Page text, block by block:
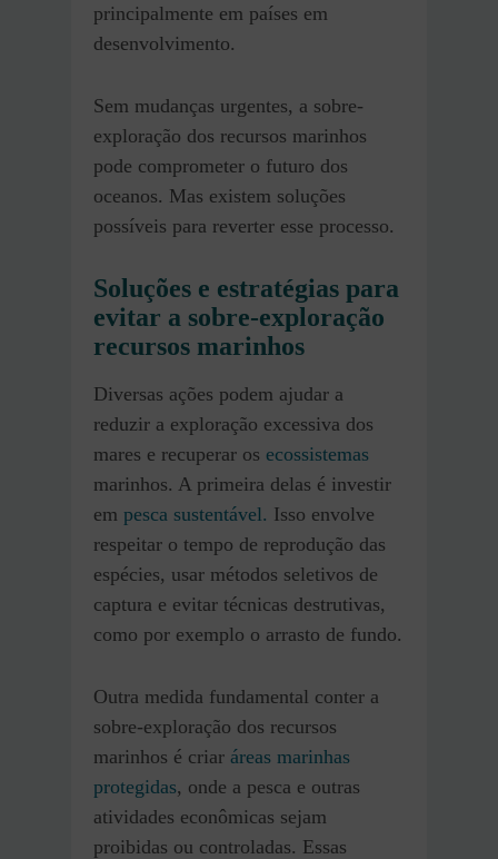
principalmente em países em
desenvolvimento.
Sem mudanças urgentes, a sobre-
exploração dos recursos marinhos
pode comprometer o futuro dos
oceanos. Mas existem soluções
possíveis para reverter esse processo.
Soluções e estratégias para
evitar a sobre-exploração
recursos marinhos
Diversas ações podem ajudar a
reduzir a exploração excessiva dos
mares e recuperar os ecossistemas
marinhos. A primeira delas é investir
em pesca sustentável. Isso envolve
respeitar o tempo de reprodução das
espécies, usar métodos seletivos de
captura e evitar técnicas destrutivas,
como por exemplo o arrasto de fundo.
Outra medida fundamental conter a
sobre-exploração dos recursos
marinhos é criar áreas marinhas
protegidas, onde a pesca e outras
atividades econômicas sejam
proibidas ou controladas. Essas